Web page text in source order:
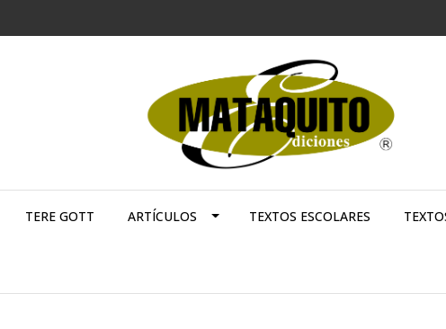
TERE GOTT ARTÍCULOS TEXTOS ESCOLARES